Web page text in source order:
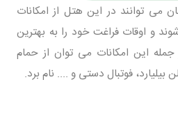
می توانند در این هتل از امکانات
و اوقات فراغت خود را به بهترین
این امکانات می توان از حمام
بیلیارد، فوتبال دستی و .... نام برد.